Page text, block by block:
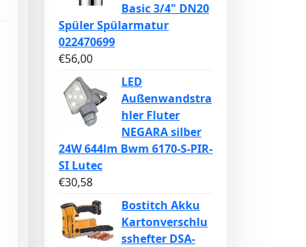
Basic 3/4" DN20
Spüler Spülarmatur
022470699
€56,00
LED
Außenwandstra
hler Fluter
NEGARA silber
24W 644lm Bwm 6170-S-PIR-
SI Lutec
€30,58
Bostitch Akku
Kartonverschlu
sshefter DSA-